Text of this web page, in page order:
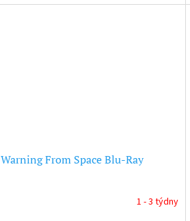
Warning From Space Blu-Ray
1 - 3 týdny